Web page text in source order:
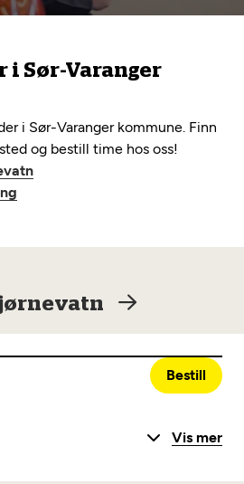
Bilkonto
Sør-Varanger
i Sør-Varanger kommune. Finn
og bestill time hos oss!
Bestill
Vis mer